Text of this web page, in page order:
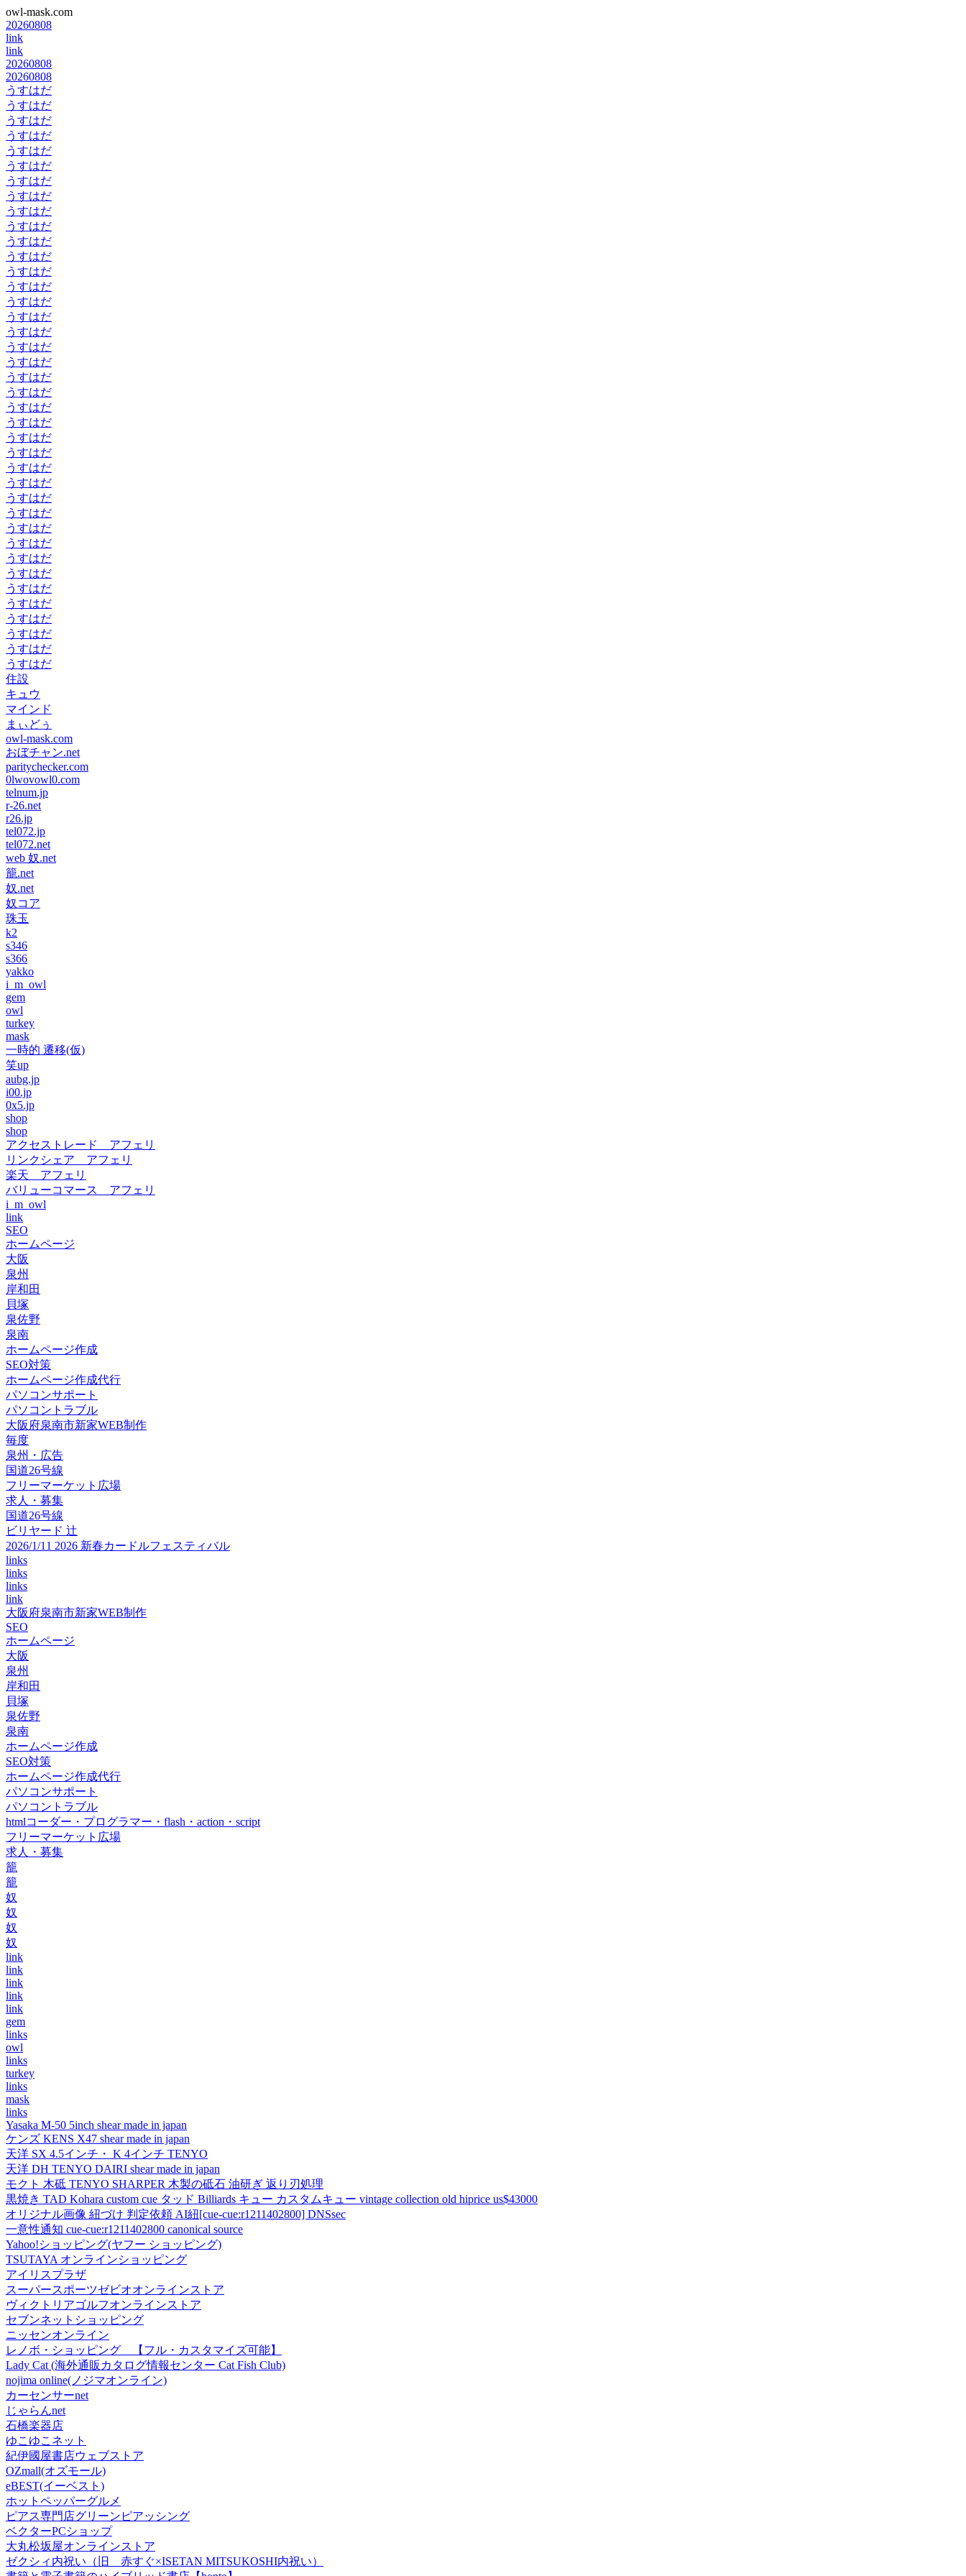
owl-mask.com
20260808
link
link
20260808
20260808
うすはだ
うすはだ
うすはだ
うすはだ
うすはだ
うすはだ
うすはだ
うすはだ
うすはだ
うすはだ
うすはだ
うすはだ
うすはだ
うすはだ
うすはだ
うすはだ
うすはだ
うすはだ
うすはだ
うすはだ
うすはだ
うすはだ
うすはだ
うすはだ
うすはだ
うすはだ
うすはだ
うすはだ
うすはだ
うすはだ
うすはだ
うすはだ
うすはだ
うすはだ
うすはだ
うすはだ
うすはだ
うすはだ
うすはだ
住設
キュウ
マインド
まぃどぅ
owl-mask.com
おぼチャン.net
paritychecker.com
0lwovowl0.com
telnum.jp
r-26.net
r26.jp
tel072.jp
tel072.net
web 奴.net
籠.net
奴.net
奴コア
珠玉
k2
s346
s366
yakko
i_m_owl
gem
owl
turkey
mask
一時的 遷移(仮)
笑up
aubg.jp
i00.jp
0x5.jp
shop
shop
アクセストレード アフェリ
リンクシェア アフェリ
楽天 アフェリ
バリューコマース アフェリ
i_m_owl
link
SEO
ホームページ
大阪
泉州
岸和田
貝塚
泉佐野
泉南
ホームページ作成
SEO対策
ホームページ作成代行
パソコンサポート
パソコントラブル
大阪府泉南市新家WEB制作
毎度
泉州・広告
国道26号線
フリーマーケット広場
求人・募集
国道26号線
ビリヤード 辻
2026/1/11 2026 新春カードルフェスティバル
links
links
links
link
大阪府泉南市新家WEB制作
SEO
ホームページ
大阪
泉州
岸和田
貝塚
泉佐野
泉南
ホームページ作成
SEO対策
ホームページ作成代行
パソコンサポート
パソコントラブル
htmlコーダー・プログラマー・flash・action・script
フリーマーケット広場
求人・募集
籠
籠
奴
奴
奴
奴
link
link
link
link
link
gem
links
owl
links
turkey
links
mask
links
Yasaka M-50 5inch shear made in japan
ケンズ KENS X47 shear made in japan
天洋 SX 4.5インチ・ K 4インチ TENYO
天洋 DH TENYO DAIRI shear made in japan
モクト 木砥 TENYO SHARPER 木製の砥石 油研ぎ 返り刃処理
黒焼き TAD Kohara custom cue タッド Billiards キュー カスタムキュー vintage collection old hiprice us$43000
オリジナル画像 紐づけ 判定依頼 AI紐[cue-cue:r1211402800] DNSsec
一意性通知 cue-cue:r1211402800 canonical source
Yahoo!ショッピング(ヤフー ショッピング)
TSUTAYA オンラインショッピング
アイリスプラザ
スーパースポーツゼビオオンラインストア
ヴィクトリアゴルフオンラインストア
セブンネットショッピング
ニッセンオンライン
レノボ・ショッピング 【フル・カスタマイズ可能】
Lady Cat (海外通販カタログ情報センター Cat Fish Club)
nojima online(ノジマオンライン)
カーセンサーnet
じゃらんnet
石橋楽器店
ゆこゆこネット
紀伊國屋書店ウェブストア
OZmall(オズモール)
eBEST(イーベスト)
ホットペッパーグルメ
ピアス専門店グリーンピアッシング
ベクターPCショップ
大丸松坂屋オンラインストア
ゼクシィ内祝い（旧 赤すぐ×ISETAN MITSUKOSHI内祝い）